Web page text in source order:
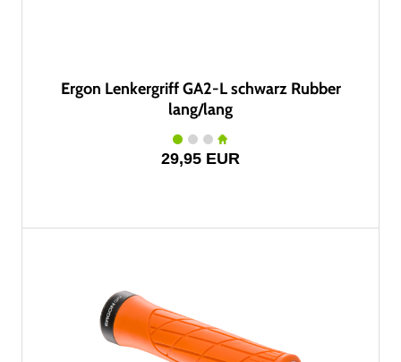
Ergon Lenkergriff GA2-L schwarz Rubber
lang/lang
29,95 EUR